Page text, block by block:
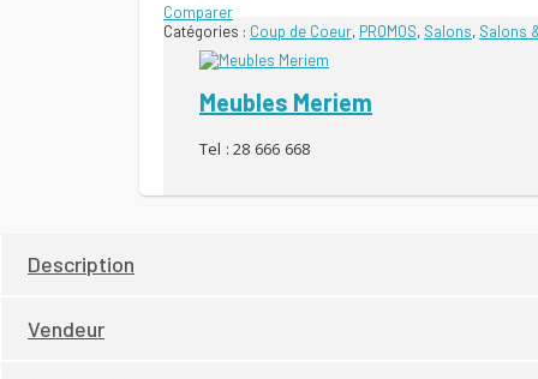
2000 DT.1700 DT.
Comparer
Catégories : Coup de Coeur, PROMOS, Salons, Salons
Meubles Meriem
Tel : 28 666 668
Description
Vendeur